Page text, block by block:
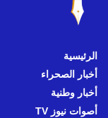
الرئيسية
أخبار الصحراء
أخبار وطنية
أصوات نيوز TV